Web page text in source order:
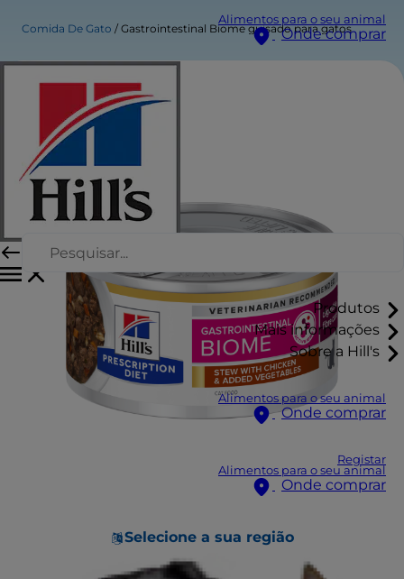
Alimentos para o seu animal
Onde comprar
Produtos
Mais informações
Sobre a Hill's
Alimentos para o seu animal
Onde comprar
Registar
Alimentos para o seu animal
Onde comprar
Selecione a sua região
Comida De Gato Gastrointestinal Biome guisado para gatos